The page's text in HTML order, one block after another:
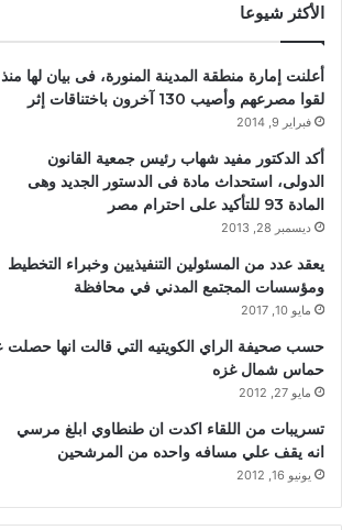
الأكثر شيوعا
لقوا مصرعهم وأصيب 130 آخرون باختناقات إثر
فبراير 9, 2014
أكد الدكتور مفيد شهاب رئيس جمعية القانون
الدولى، استحداث مادة فى الدستور الجديد وهى
المادة 93 للتأكيد على احترام مصر
ديسمبر 28, 2013
يعقد عدد من المسئولين التنفيذيين وخبراء التخطيط
ومؤسسات المجتمع المدني في محافظة
مايو 10, 2017
حسب صحيفة الراي الكويتيه التي قالت انها حصلت
حماس شمال غزه
مايو 27, 2012
تسريبات من اللقاء اكدت ان طنطاوي ابلغ مرسي
انه يقف علي مسافه واحده من المرشحين
يونيو 16, 2012